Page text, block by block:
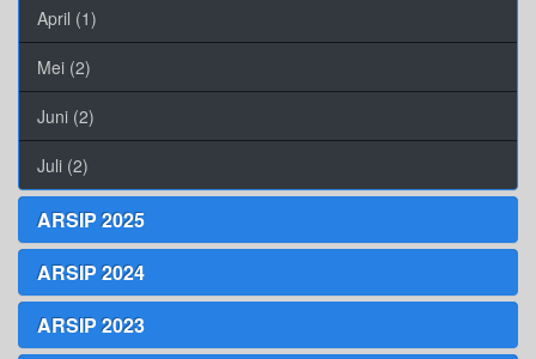
April (1)
Mei (2)
Juni (2)
Juli (2)
ARSIP 2025
ARSIP 2024
ARSIP 2023